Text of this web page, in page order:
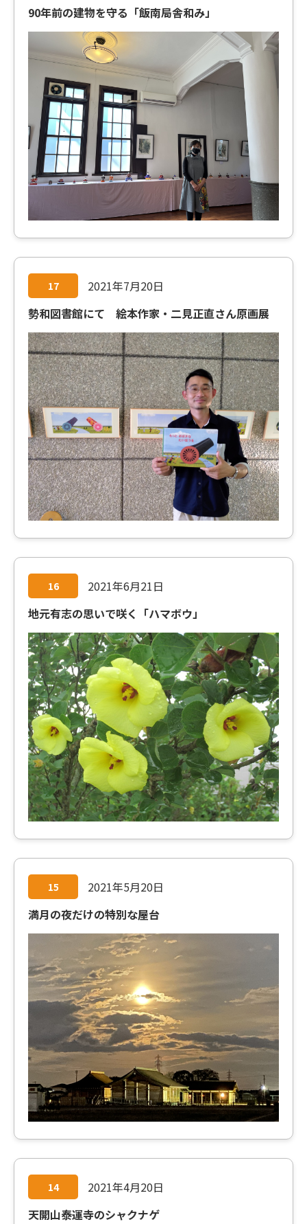
90年前の建物を守る「飯南局舎和み」
17
2021年7月20日
勢和図書館にて 絵本作家・二見正直さん原画展
16
2021年6月21日
地元有志の思いで咲く「ハマボウ」
15
2021年5月20日
満月の夜だけの特別な屋台
14
2021年4月20日
天開山泰運寺のシャクナゲ